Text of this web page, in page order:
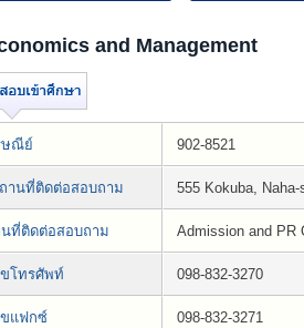
and Management
ษณีย์ 902-8521
านที่ติดต่อสอบถาม 555 Kokuba,
ที่ติดต่อสอบถาม Admission and PR
โทรศัพท์ 098-832-3270
แฟกซ์ 098-832-3271